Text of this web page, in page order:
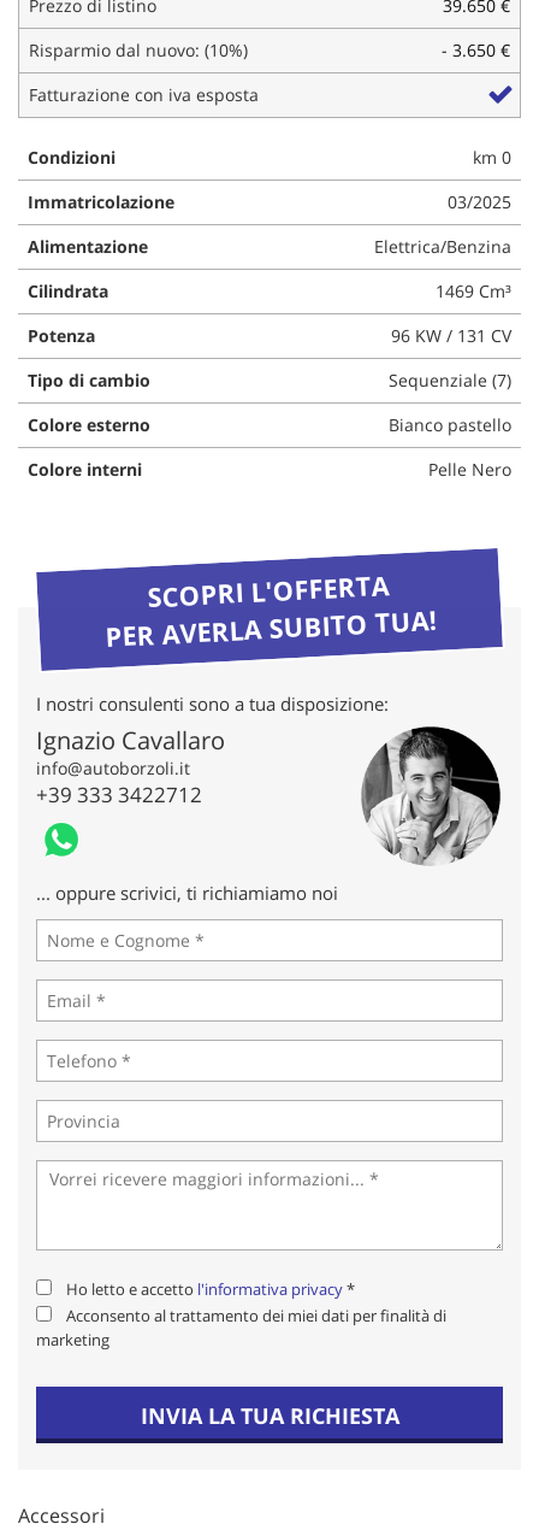
Prezzo di listino
39.650 €
Risparmio dal nuovo: (10%)
- 3.650 €
Fatturazione con iva esposta
Condizioni
km 0
Immatricolazione
03/2025
Alimentazione
Elettrica/Benzina
Cilindrata
1469 Cm³
Potenza
96 KW / 131 CV
Tipo di cambio
Sequenziale (7)
Colore esterno
Bianco pastello
Colore interni
Pelle Nero
SCOPRI L'OFFERTA
PER AVERLA SUBITO TUA!
I nostri consulenti sono a tua disposizione:
Ignazio Cavallaro
info@autoborzoli.it
+39 333 3422712
... oppure scrivici, ti richiamiamo noi
Ho letto e accetto l'informativa privacy*
Acconsento al trattamento dei miei dati per finalità di
marketing
INVIA LA TUA RICHIESTA
Accessori
questi
strumenti
di
tracciamento
si
alla
cookie
policy.
Puoi
rivedere
e
modificare
le
tue
scelte
in
qualsiasi
momento.
Cookie necessari
Cookie delle preferenze
Cookie per il miglioramento dell'esperienza utente
Cookie di marketing
la
cookie
policy
Salva
le
impostazioni